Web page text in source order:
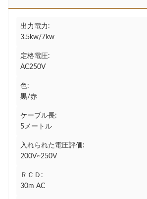
出力電力:
3.5kw/7kw
定格電圧:
AC250V
色:
黒/赤
ケーブル長:
5メートル
入れられた電圧評価:
200V~250V
ＲＣＤ:
30m AC